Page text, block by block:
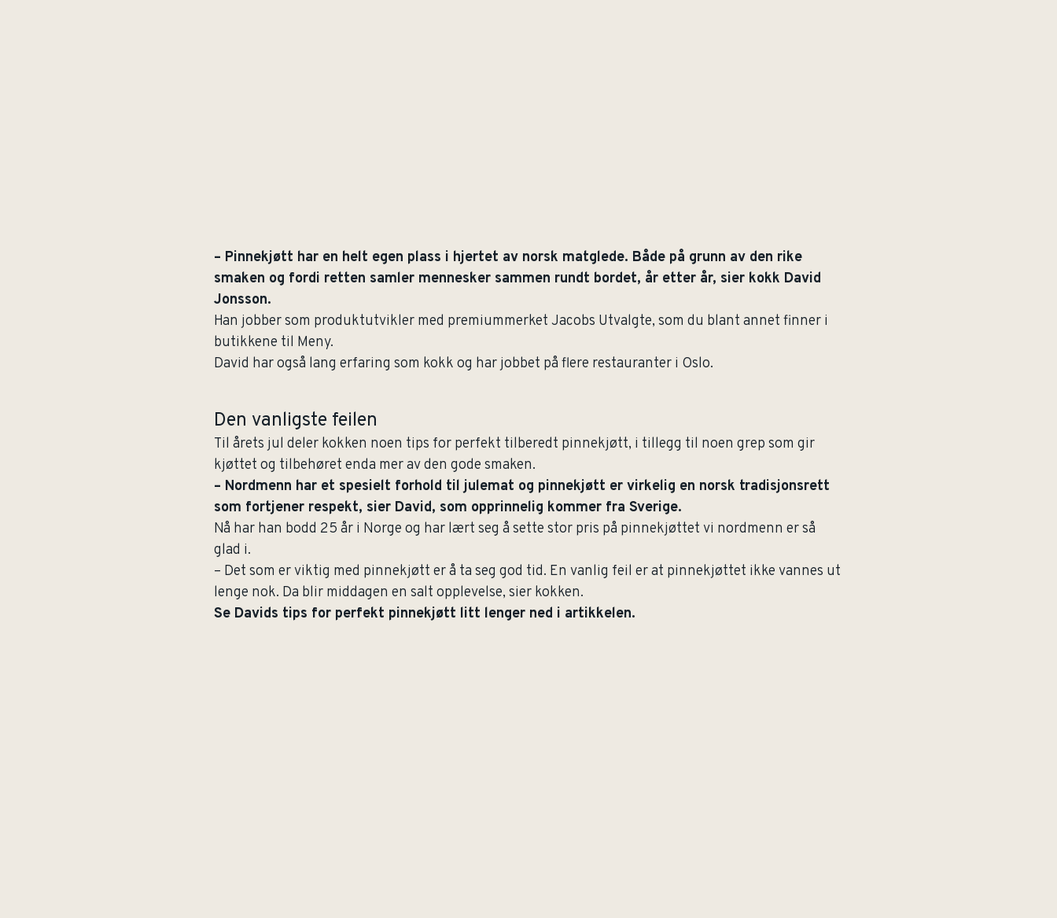
– Pinnekjøtt har en helt egen plass i hjertet av norsk matglede. Både på grunn av den rike
smaken og fordi retten samler mennesker sammen rundt bordet, år etter år, sier kokk David
Jonsson.
Han jobber som produktutvikler med premiummerket Jacobs Utvalgte, som du blant annet finner i
butikkene til Meny.
David har også lang erfaring som kokk og har jobbet på flere restauranter i Oslo.
Den vanligste feilen
Til årets jul deler kokken noen tips for perfekt tilberedt pinnekjøtt, i tillegg til noen grep som gir
kjøttet og tilbehøret enda mer av den gode smaken.
– Nordmenn har et spesielt forhold til julemat og pinnekjøtt er virkelig en norsk tradisjonsrett
som fortjener respekt, sier David, som opprinnelig kommer fra Sverige.
Nå har han bodd 25 år i Norge og har lært seg å sette stor pris på pinnekjøttet vi nordmenn er så
glad i.
– Det som er viktig med pinnekjøtt er å ta seg god tid. En vanlig feil er at pinnekjøttet ikke vannes ut
lenge nok. Da blir middagen en salt opplevelse, sier kokken.
Se Davids tips for perfekt pinnekjøtt litt lenger ned i artikkelen.